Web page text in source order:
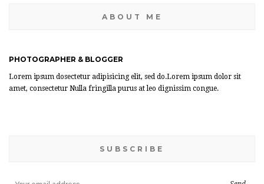
ABOUT ME
PHOTOGRAPHER & BLOGGER
Lorem ipsum dosectetur adipisicing elit, sed do.Lorem ipsum dolor sit
amet, consectetur Nulla fringilla purus at leo dignissim congue.
SUBSCRIBE